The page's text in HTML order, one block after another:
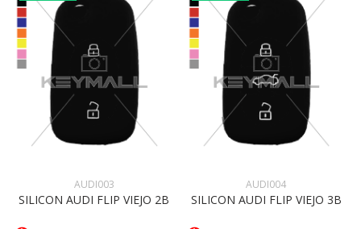
AUDI003
SILICON AUDI FLIP VIEJO 2B
AUDI004
SILICON AUDI FLIP VIEJO 3B